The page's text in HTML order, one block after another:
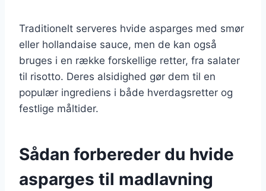
Traditionelt serveres hvide asparges med smør
eller hollandaise sauce, men de kan også
bruges i en række forskellige retter, fra salater
til risotto. Deres alsidighed gør dem til en
populær ingrediens i både hverdagsretter og
festlige måltider.
Sådan forbereder du hvide
asparges til madlavning